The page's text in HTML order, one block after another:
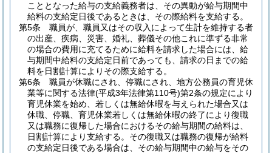
こととなった給与の支給義務者は、その異動が給与期間中
給料の支給定日後であるときは、その際給料を支給する。
第5条
職員が、職員又はその収入によって生計を維持する者
の出産、疾病、災害、婚礼、葬儀その他これに準ずる非常
の場合の費用に充てるために給料を請求した場合には、給
与期間中給料の支給定日前であっても、請求の日までの給
料を日割計算によりその際支給する。
第6条
職員が休職にされ、停職にされ、地方公務員の育児休
業等に関する法律(平成3年法律第110号)第2条の規定により
育児休業を始め、若しくは無給休暇を与えられた場合又は
休職、停職、育児休業若しくは無給休暇の終了により復職
又は職務に復帰した場合におけるその給与期間の給料は、
日割計算により支給する。 その復職又は職務の復帰が給料
の支給定日後である場合は、その給与期間中の給与をその